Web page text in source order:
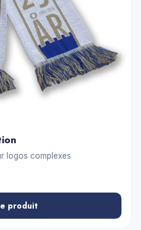
logos complexes
produit